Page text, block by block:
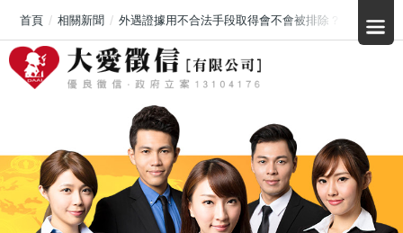
首頁 相關新聞 外遇證據用不合法手段取得會不會被排除？徵信蒐證